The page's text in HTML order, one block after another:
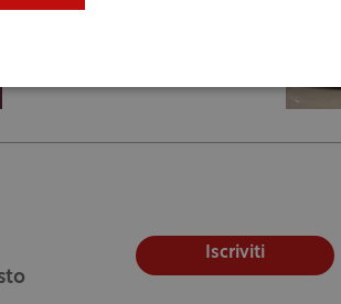
Iscriviti